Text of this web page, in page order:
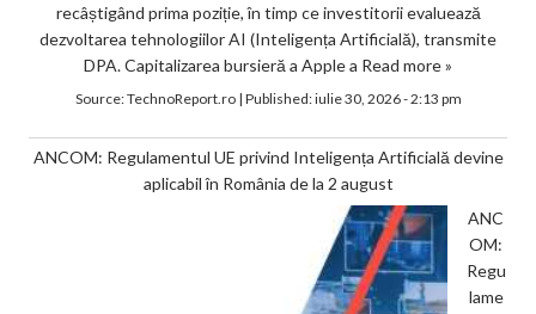
recâștigând prima poziție, în timp ce investitorii evaluează
dezvoltarea tehnologiilor AI (Inteligența Artificială), transmite
DPA. Capitalizarea bursieră a Apple a Read more »
Source:TechnoReport.ro| Published:iulie 30, 2026 - 2:13 pm
ANCOM: Regulamentul UE privind Inteligența Artificială devine
aplicabil în România de la 2 august
ANC
OM:
Regu
lame